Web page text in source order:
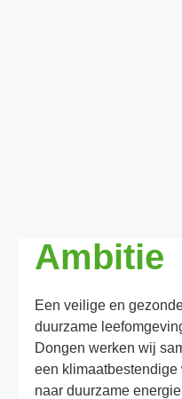
Ambitie
Een veilige en
duurzame
Dongen werken wij
een
naar duurzame